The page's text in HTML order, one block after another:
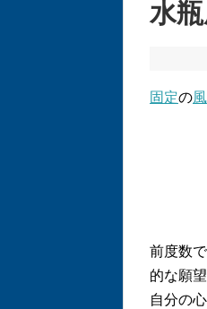
水
固定の風
前度数
的な願
自分の